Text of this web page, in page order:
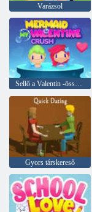
Varázsol
Sellő a Valentin -összetörésem
Gyors társkereső